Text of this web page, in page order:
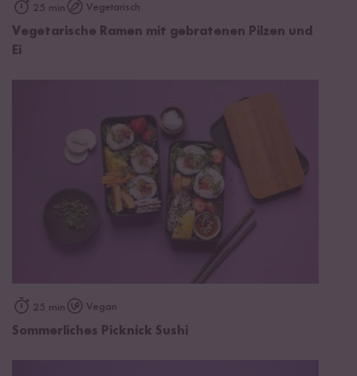
25 min Vegetarisch
Vegetarische Ramen mit gebratenen Pilzen und
Ei
25 min Vegan
Sommerliches Picknick Sushi